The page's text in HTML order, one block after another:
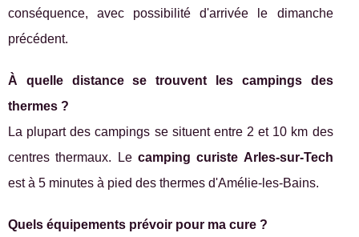
conséquence, avec possibilité d'arrivée le dimanche
précédent.
À quelle distance se trouvent les campings des
thermes ?
La plupart des campings se situent entre 2 et 10 km des
centres thermaux. Le camping curiste Arles-sur-Tech
est à 5 minutes à pied des thermes d'Amélie-les-Bains.
Quels équipements prévoir pour ma cure ?